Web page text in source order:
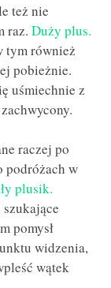
też nie
raz. Duży plus.
tym również
pobieżnie.
uśmiechnie z
raczej po
podróżach w
plusik.
pomysł
widzenia,
wątek